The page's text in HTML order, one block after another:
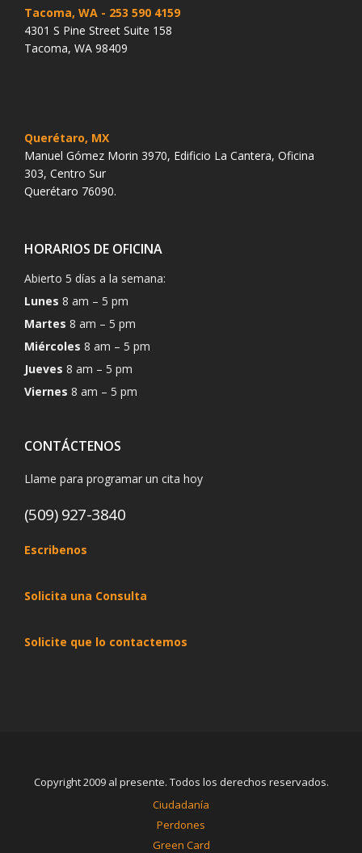
Tacoma, WA - 253 590 4159
4301 S Pine Street Suite 158
Tacoma, WA 98409
Querétaro, MX
Manuel Gómez Morin 3970, Edificio La Cantera, Oficina
303, Centro Sur
Querétaro 76090.
HORARIOS DE OFICINA
Abierto 5 días a la semana:
Lunes 8 am – 5 pm
Martes 8 am – 5 pm
Miércoles 8 am – 5 pm
Jueves 8 am – 5 pm
Viernes 8 am – 5 pm
CONTÁCTENOS
Llame para programar un cita hoy
(509) 927-3840
Escribenos
Solicita una Consulta
Solicite que lo contactemos
Copyright 2009 al presente. Todos los derechos reservados.
Ciudadanía
Perdones
Green Card